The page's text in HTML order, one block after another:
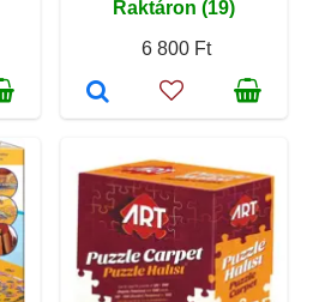
Raktáron (19)
6 800 Ft